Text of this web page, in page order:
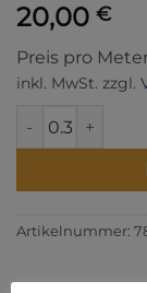
20,00 €
Preis pro
inkl. MwSt. zzgl.
Olive you -
Artikelnummer: